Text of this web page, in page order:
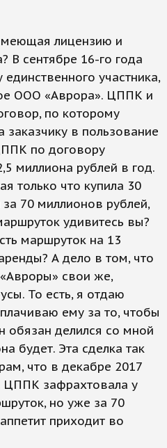
лицензию и
В сентябре 16-го года
участника,
ООО «Аврора». ЦППК и
по которому
заказчику в пользование
по договору
миллиона рублей в год.
только что купила 30
70 миллионов рублей,
удивитесь вы?
маршруток на 13
А дело в том, что
свои же,
То есть, я отдаю
ему за то, чтобы
обязан делился со мной
будет. Эта сделка так
что в декабре 2017
ЦППК зафрахтовала у
но уже за 70
приходит во